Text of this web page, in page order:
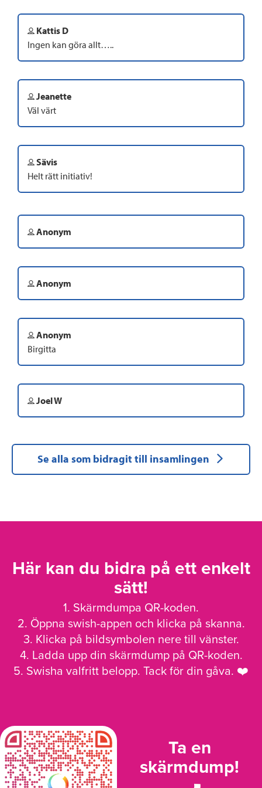
Kattis D
Ingen kan göra allt…..
Jeanette
Väl värt
Sävis
Helt rätt initiativ!
Anonym
Anonym
Anonym
Birgitta
Joel W
Se alla som bidragit till insamlingen
Här kan du bidra på ett enkelt
sätt!
1. Skärmdumpa QR-koden.
2. Öppna swish-appen och klicka på skanna.
3. Klicka på bildsymbolen nere till vänster.
4. Ladda upp din skärmdump på QR-koden.
5. Swisha valfritt belopp. Tack för din gåva. ❤️
Ta en
skärmdump!